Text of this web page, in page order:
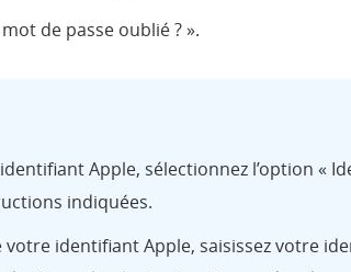
de passe oublié ? ».
Apple, sélectionnez l’option «
indiquées.
votre identifiant Apple, saisissez votre